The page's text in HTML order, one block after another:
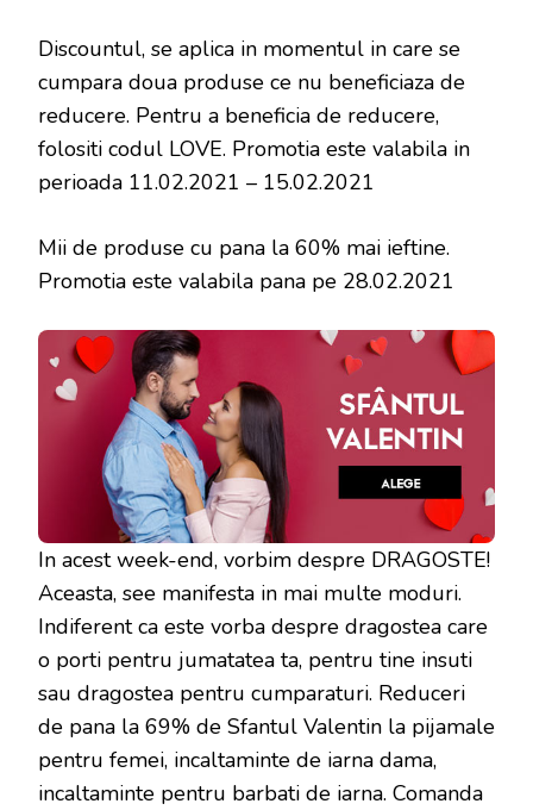
Discountul, se aplica in momentul in care se
cumpara doua produse ce nu beneficiaza de
reducere. Pentru a beneficia de reducere,
folositi codul LOVE. Promotia este valabila in
perioada 11.02.2021 – 15.02.2021
Mii de produse cu pana la 60% mai ieftine.
Promotia este valabila pana pe 28.02.2021
In acest week-end, vorbim despre DRAGOSTE!
Aceasta, see manifesta in mai multe moduri.
Indiferent ca este vorba despre dragostea care
o porti pentru jumatatea ta, pentru tine insuti
sau dragostea pentru cumparaturi. Reduceri
de pana la 69% de Sfantul Valentin la pijamale
pentru femei, incaltaminte de iarna dama,
incaltaminte pentru barbati de iarna. Comanda